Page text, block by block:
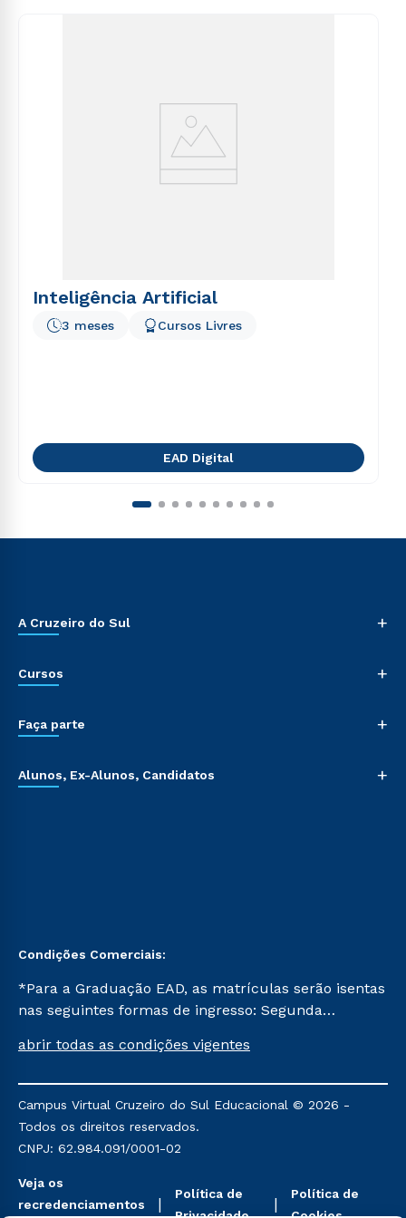
Inteligência Artificial
3 meses Cursos Livres
EAD Digital
A Cruzeiro do Sul +
Cursos +
Faça parte +
Alunos, Ex-Alunos, Candidatos +
Condições Comerciais:
*Para a Graduação EAD, as matrículas serão isentas
nas seguintes formas de ingresso: Segunda
Já para as demais, a taxa de matrícula será de R$
mencionadas são referentes aos cursos: Ensino
Religioso, Geografia para a Docência e Metodologia
do Ensino de História: Questões Atuais.
abrir todas as condições vigentes
Campus Virtual Cruzeiro do Sul Educacional © 2026 -
Todos os direitos reservados.
CNPJ: 62.984.091/0001-02
Veja os
recredenciamentos
Política de
Política de